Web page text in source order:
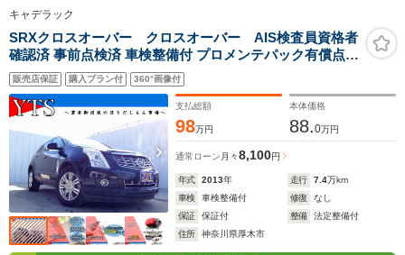
キャデラック
SRXクロスオーバー クロスオーバー AIS検査員資格者
確認済 事前点検済 車検整備付 プロメンテパック有償点検
整備 自社保証 09保証 カープレミア有償保証 業販可スマ
ートキー LED ETC オートライトステコンメモリーナビ
バックカメラ Bluetooth
販売店保証 購入プラン付 360°画像付
支払総額
98万円
本体価格
88.0万円
通常ローン 月々8,100円
年式 2013年 走行 7.4万km
車検
車検整備付 修復
なし
保証
保証付 整備
法定整備付
住所
神奈川県厚木市